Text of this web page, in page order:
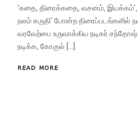
‘கதை, திரைக்கதை, வசனம், இயக்கம்’,
நலம் கருதி’ போன்ற திரைப்படங்களில்
வரவேற்பை உருவாக்கிய நடிகர்
நடிக்க, கோகுல் […]
READ MORE